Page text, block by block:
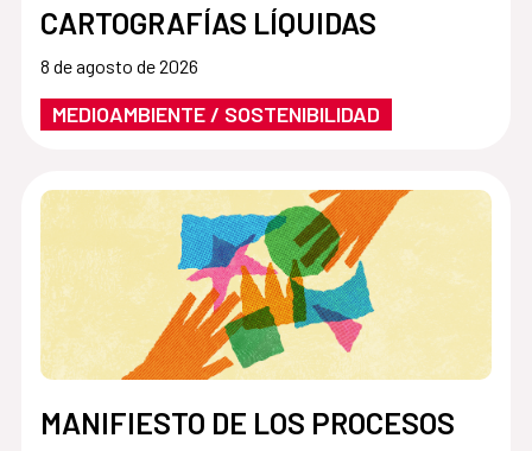
CARTOGRAFÍAS LÍQUIDAS
8 de agosto de 2026
MEDIOAMBIENTE / SOSTENIBILIDAD
MANIFIESTO DE LOS PROCESOS